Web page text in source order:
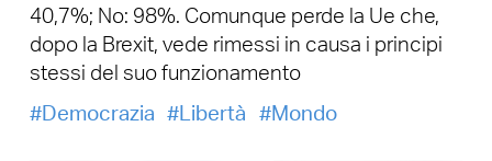
40,7%; No: 98%. Comunque perde la Ue che,
dopo la Brexit, vede rimessi in causa i principi
stessi del suo funzionamento
Democrazia
Libertà Mondo